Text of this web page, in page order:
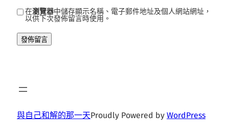
在瀏覽器中儲存顯示名稱、電子郵件地址及個人網站網址，
以供下次發佈留言時使用。
與自己和解的那一天Proudly Powered by WordPress